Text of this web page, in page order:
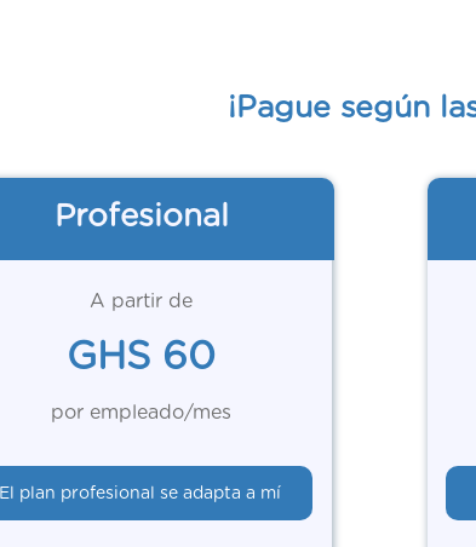
¡Pague según
Profesional
A partir de
GHS 60
por empleado/mes
El plan profesional se adapta a mí